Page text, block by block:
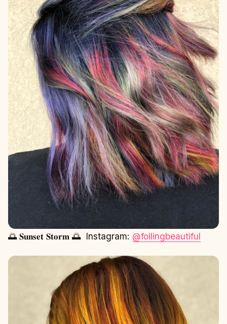
🌅 𝐒𝐮𝐧𝐬𝐞𝐭 𝐒𝐭𝐨𝐫𝐦 🌅 ⁣ Instagram: @foilingbeautiful